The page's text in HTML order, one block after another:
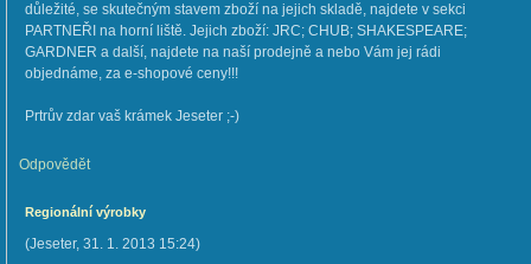
důležité, se skutečným stavem zboží na jejich skladě, najdete v sekci
PARTNEŘI na horní liště. Jejich zboží: JRC; CHUB; SHAKESPEARE;
GARDNER a další, najdete na naší prodejně a nebo Vám jej rádi
objednáme, za e-shopové ceny!!!
Prtrův zdar vaš krámek Jeseter ;-)
Odpovědět
Regionální výrobky
(Jeseter, 31. 1. 2013 15:24)